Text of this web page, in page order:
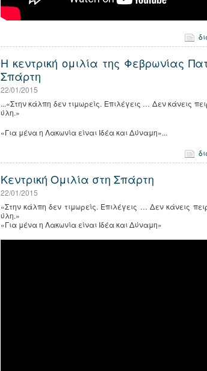
Η κεντρική ομιλία της Φεβρωνίας
Σπάρτη
22/01/2015
...«Στην κάλπη δεν τιμωρείς. Επιλέγεις … Δεν κάνεις
ύλη.»
«Για μένα η Λακωνία είναι Ιδέα και Δύναμη»...
Κεντρική Ομιλία στη Σπάρτη
22/01/2015
«Στην κάλπη δεν τιμωρείς. Επιλέγεις … Δεν κάνεις
ύλη.»
«Για μένα η Λακωνία είναι Ιδέα και Δύναμη»